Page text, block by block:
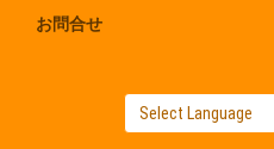
お問合せ